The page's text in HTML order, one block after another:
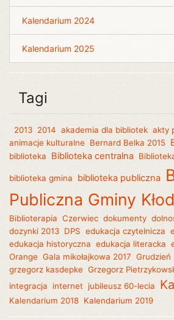
Kalendarium 2024
Kalendarium 2025
Tagi
2013 2014 akademia dla bibliotek akty
animacje kulturalne
Bernard Belka 2015
biblioteka Biblioteka centralna
biblioteka gmina biblioteka publiczna
Publiczna Gminy
Biblioterapia Czerwiec dokumenty
dozynki 2013 DPS edukacja czytelnicza
edukacja historyczna edukacja literacka
Orange Gala mikołajkowa 2017 Grudzień
grzegorz kasdepke Grzegorz
integracja
internet jubileusz 60-lecia
Kalendarium 2018 Kalendarium 2019